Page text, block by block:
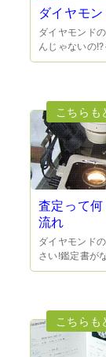
いう不安が最
なく安心して
（兵庫県宝塚
何かあった時
ダイヤモ
ダイヤモンド
んじゃないの
査定って
流れ
ダイヤモンド
さい!鑑定書が